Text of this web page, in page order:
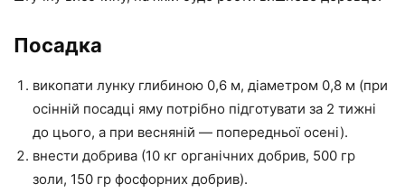
Посадка
викопати лунку глибиною 0,6 м, діаметром 0,8 м (при
осінній посадці яму потрібно підготувати за 2 тижні
до цього, а при весняній — попередньої осені).
внести добрива (10 кг органічних добрив, 500 гр
золи, 150 гр фосфорних добрив).